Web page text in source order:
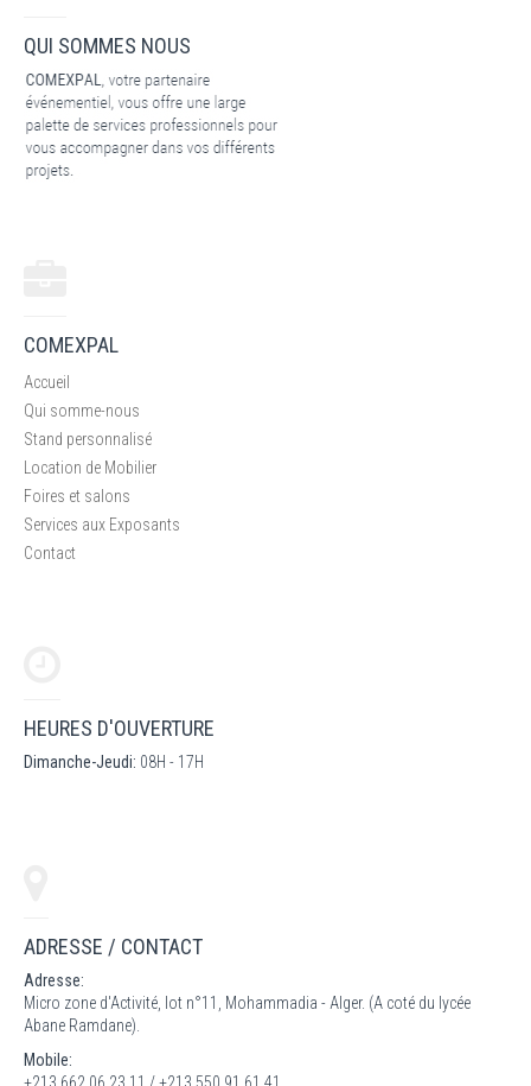
QUI SOMMES NOUS
COMEXPAL
Accueil
Qui somme-nous
Stand personnalisé
Location de Mobilier
Foires et salons
Services aux Exposants
Contact
HEURES D'OUVERTURE
Dimanche-Jeudi: 08H - 17H
ADRESSE / CONTACT
Adresse:
Micro zone d'Activité, lot n°11, Mohammadia - Alger. (A coté du lycée
Abane Ramdane).
Mobile: